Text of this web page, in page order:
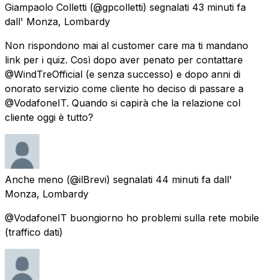
Giampaolo Colletti (@gpcolletti) segnalati 43 minuti fa
dall' Monza, Lombardy
Non rispondono mai al customer care ma ti mandano
link per i quiz. Così dopo aver penato per contattare
@WindTreOfficial (e senza successo) e dopo anni di
onorato servizio come cliente ho deciso di passare a
@VodafoneIT. Quando si capirà che la relazione col
cliente oggi è tutto?
Anche meno (@ilBrevi) segnalati 44 minuti fa dall'
Monza, Lombardy
@VodafoneIT buongiorno ho problemi sulla rete mobile
(traffico dati)